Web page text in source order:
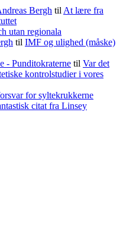
Bergh tilAt lære fra
utan regionala
til IMF og ulighed (måske)
- Punditokraterne til Var det
kontrolstudier i vores
for syltekrukkerne
citat fra Linsey